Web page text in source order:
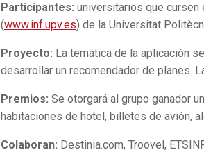
Participantes: universitarios que cursen
(www.inf.upv.es) de la Universitat
Proyecto: La temática de la aplicación
desarrollar un recomendador de planes.
Premios: Se otorgará al grupo ganador
habitaciones de hotel, billetes de avión,
Colaboran: Destinia.com, Troovel,